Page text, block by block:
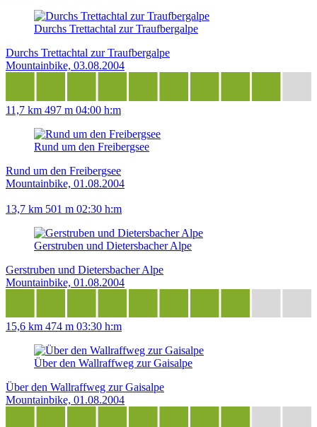
Durchs Trettachtal zur Traufbergalpe
Durchs Trettachtal zur Traufbergalpe
Mountainbike, 03.08.2004
11,7 km 497 m 04:00 h:m
Rund um den Freibergsee
Rund um den Freibergsee
Mountainbike, 01.08.2004
13,7 km 501 m 02:30 h:m
Gerstruben und Dietersbacher Alpe
Gerstruben und Dietersbacher Alpe
Mountainbike, 01.08.2004
15,6 km 474 m 03:30 h:m
Über den Wallraffweg zur Gaisalpe
Über den Wallraffweg zur Gaisalpe
Mountainbike, 01.08.2004